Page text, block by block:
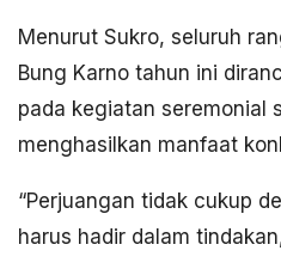
Menurut Sukro, seluruh
Bung Karno tahun ini
pada kegiatan seremonial
menghasilkan manfaat
“Perjuangan tidak cukup
harus hadir dalam